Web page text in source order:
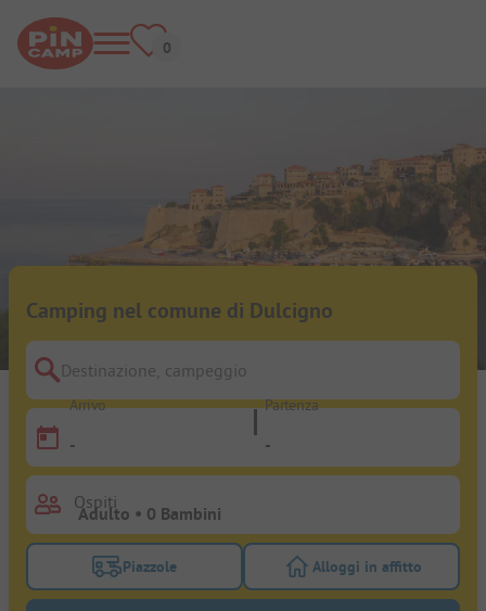
Camping nel comune di Dulcigno
Destinazione, campeggio
Arrivo
-
Partenza
-
Ospiti
Attivare il filtro piazzole per cercare piazzole
Piazzole Attivare il filtro
Alloggi in affitto